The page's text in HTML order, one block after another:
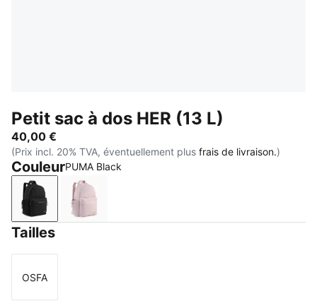
Petit sac à dos HER (13 L)
40,00 €
(Prix incl. 20% TVA, éventuellement plus frais de livraison.)
CouleurPUMA Black
PUMA Black
Tailles
Taille
OSFA